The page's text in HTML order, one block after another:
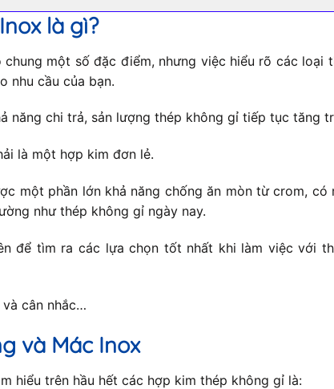
là gì?
một số đặc điểm, nhưng việc hiểu rõ các
nhu cầu của bạn.
năng chi trả, sản lượng thép không gỉ tiếp tục tăng
là một hợp kim đơn lẻ.
một phần lớn khả năng chống ăn mòn từ crom,
như thép không gỉ ngày nay.
để tìm ra các lựa chọn tốt nhất khi làm việc với
cân nhắc…
và Mác Inox
hiểu trên hầu hết các hợp kim thép không gỉ là: